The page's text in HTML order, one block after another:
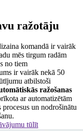
ražotāju
komandā ir vairāk
mēs tirgum radām
no tiem
ir vairāk nekā 50
atbilstoši
ražošanas
ar automatizētām
un nodrošinātu
tūlīt